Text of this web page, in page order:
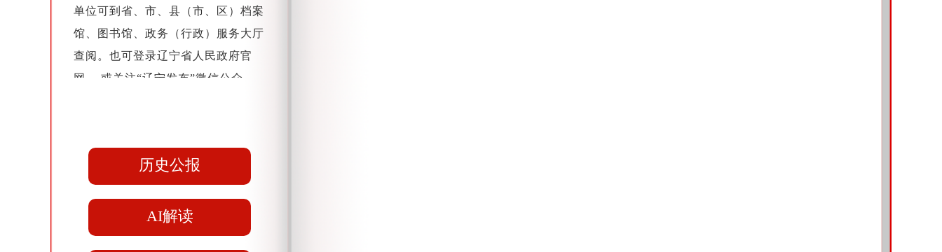
单位可到省、市、县（市、区）档案
馆、图书馆、政务（行政）服务大厅
查阅。也可登录辽宁省人民政府官
网， 或关注“辽宁发布”微信公众
历史公报
AI解读